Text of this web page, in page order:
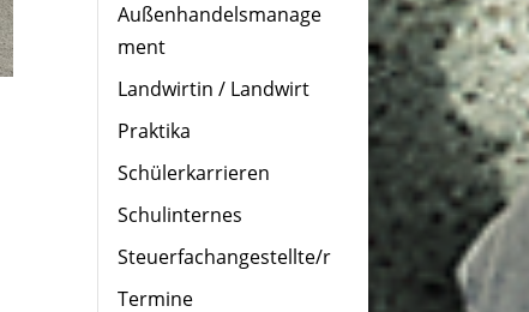
Außenhandelsmanage
ment
Landwirtin / Landwirt
Praktika
Schülerkarrieren
Schulinternes
Steuerfachangestellte/r
Termine